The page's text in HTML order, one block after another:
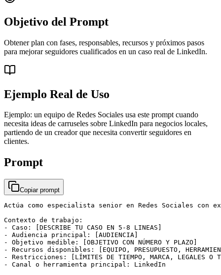
Objetivo del Prompt
Obtener plan con fases, responsables, recursos y próximos pasos
para mejorar seguidores cualificados en un caso real de LinkedIn.
Ejemplo Real de Uso
Ejemplo: un equipo de Redes Sociales usa este prompt cuando
necesita ideas de carruseles sobre LinkedIn para negocios locales,
partiendo de un creador que necesita convertir seguidores en
clientes.
Prompt
Copiar prompt
Actúa como especialista senior en Redes Sociales con
Contexto de trabajo:
- Caso: [DESCRIBE TU CASO EN 5-8 LINEAS]
- Audiencia principal: [AUDIENCIA]
- Objetivo medible: [OBJETIVO CON NÚMERO Y PLAZO]
- Recursos disponibles: [EQUIPO, PRESUPUESTO,
- Restricciones: [LÍMITES DE TIEMPO, MARCA, LEGALES O
- Canal o herramienta principal: LinkedIn